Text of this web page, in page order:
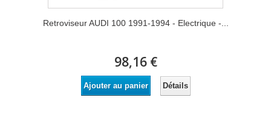
Retroviseur AUDI 100 1991-1994 - Electrique -...
98,16 €
Ajouter au panier Détails